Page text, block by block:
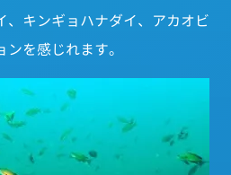
、キンギョハナダイ、アカオビ
を感じれます。